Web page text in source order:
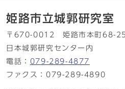
姫路市立城郭研究室
〒670-0012 姫路市本町68-
日本城郭研究センター内
電話： 079-289-4877
ファクス：079-289-4890